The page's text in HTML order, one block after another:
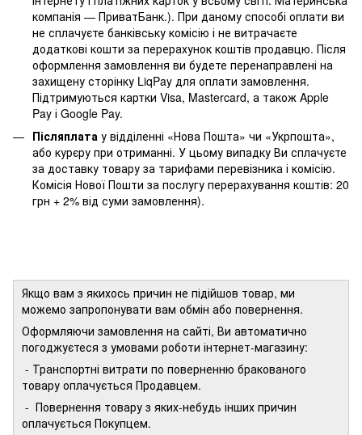
компанія — ПриватБанк.). При даному способі оплати ви
не сплачуєте банківську комісію і не витрачаєте
додаткові кошти за перерахунок коштів продавцю. Після
оформлення замовлення ви будете перенаправлені на
захищену сторінку LiqPay для оплати замовлення.
Підтримуються картки Visa, Mastercard, а також Apple
Pay і Google Pay.
Післяплата у відділенні «Нова Пошта» чи «Укрпошта»,
або курєру при отриманні. У цьому випадку Ви сплачуєте
за доставку товару за тарифами перевізника і комісію.
Комісія Нової Пошти за послугу перерахування коштів: 20
грн + 2% від суми замовлення).
Якщо вам з якихось причин не підійшов товар, ми
можемо запропонувати вам обмін або повернення.
Оформляючи замовлення на сайті, Ви автоматично
погоджуєтеся з умовами роботи інтернет-магазину:
- Транспортні витрати по поверненню бракованого
товару оплачується Продавцем.
- Повернення товару з яких-небудь інших причин
оплачується Покупцем.